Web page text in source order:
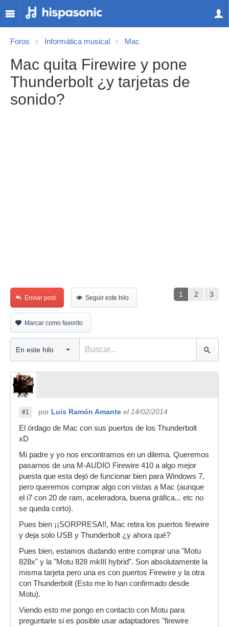
Foros Informática musical Mac
Mac quita Firewire y pone
Thunderbolt ¿y tarjetas de
sonido?
1 2 3
Enviar post Seguir este hilo
Marcar como favorito
#1 por Luis Ramón Amante el 14/02/2014
El órdago de Mac con sus puertos de los Thunderbolt
xD
Mi padre y yo nos encontramos en un dilema. Queremos
pasarnos de una M-AUDIO Firewire 410 a algo mejor
puesta que esta dejó de funcionar bien para Windows 7,
pero queremos comprar algo con vistas a Mac (aunque
el i7 con 20 de ram, aceleradora, buena gráfica... etc no
se queda corto).
Pues bien ¡¡SORPRESA!!, Mac retira los puertos firewire
y deja solo USB y Thunderbolt ¿y ahora qué?
Pues bien, estamos dudando entre comprar una "Motu
828x" y la "Motu 828 mkIII hybrid". Son absolutamente la
misma tarjeta pero una es con puertos Firewire y la otra
con Thunderbolt (Esto me lo han confirmado desde
Motu).
Viendo esto me pongo en contacto con Motu para
preguntarle si es posible usar adaptadores "firewire